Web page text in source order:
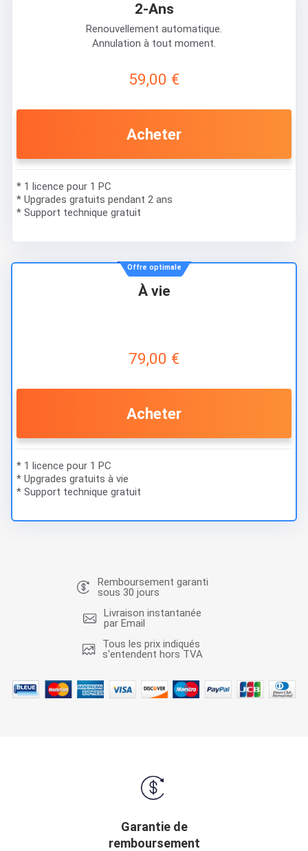
2-Ans
Renouvellement automatique.
Annulation à tout moment.
59,00 €
Acheter
* 1 licence pour 1 PC
* Upgrades gratuits pendant 2 ans
* Support technique gratuit
Offre optimale
À vie
79,00 €
Acheter
* 1 licence pour 1 PC
* Upgrades gratuits à vie
* Support technique gratuit
Remboursement garanti
sous 30 jours
Livraison instantanée
par Email
Tous les prix indiqués
s'entendent hors TVA
Garantie de
remboursement